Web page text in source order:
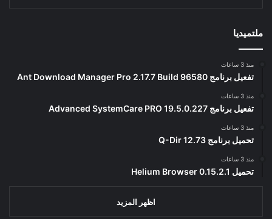
ملتميديا
منذ 3 ساعات
تفعيل برنامج Ant Download Manager Pro 2.17.7 Build 96580
منذ 3 ساعات
تفعيل برنامج Advanced SystemCare PRO 19.5.0.227
منذ 3 ساعات
تحميل برنامج Q-Dir 12.73
منذ 3 ساعات
تحميل Helium Browser 0.15.2.1
اظهر المزيد